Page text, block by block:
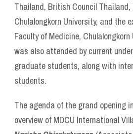
Thailand, British Council
Chulalongkorn University, and the
Faculty of Medicine,
was also attended by current
graduate students, along with
students.
The agenda of the grand opening
overview of MDCU International